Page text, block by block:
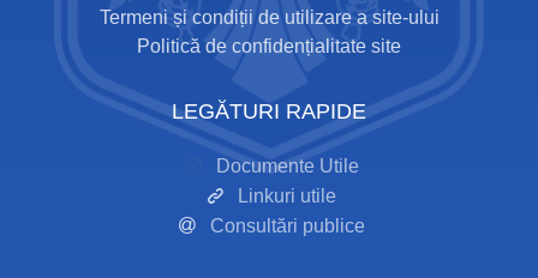
Termeni și condiții de utilizare a site-ului
Politică de confidențialitate site
LEGĂTURI RAPIDE
Documente Utile
Linkuri utile
Consultări publice